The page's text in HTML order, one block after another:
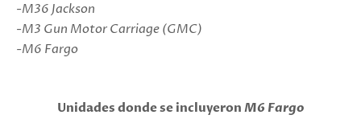
-M36 Jackson
-M3 Gun Motor Carriage (GMC)
-M6 Fargo
Unidades donde se incluyeron M6 Fargo